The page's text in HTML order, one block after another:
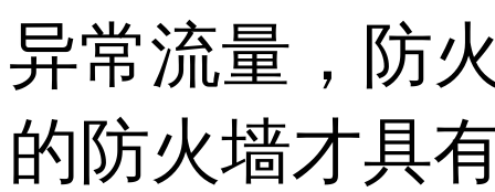
异常流量，防
的防火墙才具